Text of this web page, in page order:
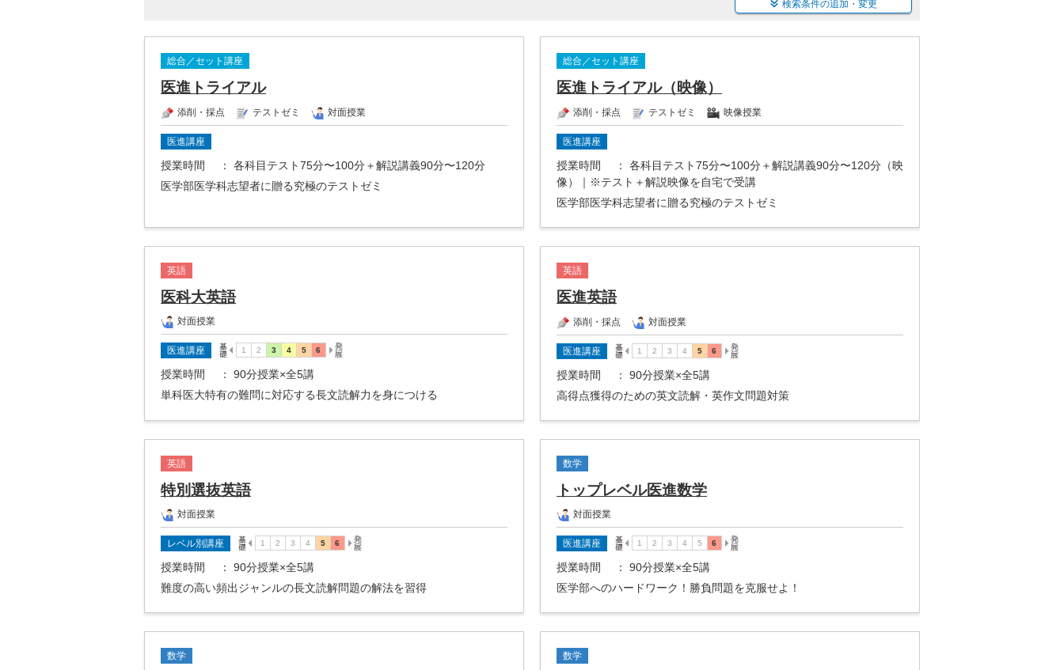
検索条件の追加・変更
総合／セット講座
医進トライアル
添削・採点 テストゼミ 対面授業
医進講座
授業時間
： 各科目テスト75分〜100分＋解説講義90分〜120分
医学部医学科志望者に贈る究極のテストゼミ
総合／セット講座
医進トライアル（映像）
添削・採点 テストゼミ 映像授業
医進講座
授業時間
： 各科目テスト75分〜100分＋解説講義90分〜120分（映
像）｜※テスト＋解説映像を自宅で受講
医学部医学科志望者に贈る究極のテストゼミ
英語
医科大英語
対面授業
医進講座
授業時間
： 90分授業×全5講
単科医大特有の難問に対応する長文読解力を身につける
英語
医進英語
添削・採点 対面授業
医進講座
授業時間
： 90分授業×全5講
高得点獲得のための英文読解・英作文問題対策
英語
特別選抜英語
対面授業
レベル別講座
授業時間
： 90分授業×全5講
難度の高い頻出ジャンルの長文読解問題の解法を習得
数学
トップレベル医進数学
対面授業
医進講座
授業時間
： 90分授業×全5講
医学部へのハードワーク！勝負問題を克服せよ！
数学 数学